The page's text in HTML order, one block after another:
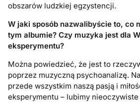
obszarów ludzkiej egzystencji.
W jaki sposób nazwalibyście to, co
tym albumie? Czy muzyka jest dla
eksperymentu?
Można powiedzieć, że jest to
poprzez muzyczną psychoanalizę.
przede wszystkim naszą pasją i
eksperymentu – lubimy nieoczywiste